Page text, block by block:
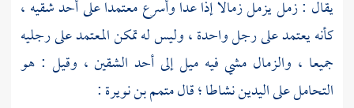
يقال : زمل يزمل زمالا إذا عدا وأسرع معتمدا على أحد شقيه ،
كأنه يعتمد على رجل واحدة ، وليس له تمكن المعتمد على رجليه
جميعا ، والزمال مشي فيه ميل إلى أحد الشقين ، وقيل : هو
التحامل على اليدين نشاطا ؛ قالمتمم بن نويرة: